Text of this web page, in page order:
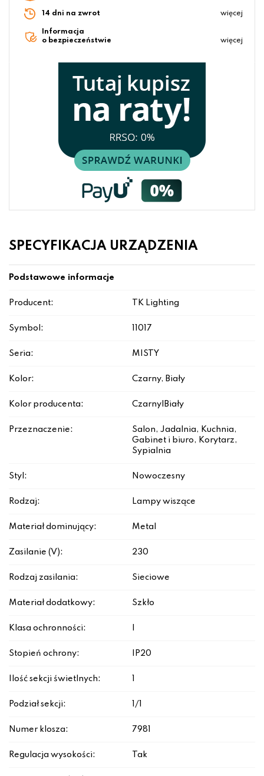
14 dni na zwrot więcej
Informacja
o bezpieczeństwie
więcej
SPECYFIKACJA URZĄDZENIA
Podstawowe informacje
Producent: TK Lighting
Symbol: 11017
Seria: MISTY
Kolor: Czarny, Biały
Kolor producenta: Czarny|Biały
Przeznaczenie:
Salon, Jadalnia, Kuchnia,
Gabinet i biuro, Korytarz,
Sypialnia
Styl: Nowoczesny
Rodzaj: Lampy wiszące
Materiał dominujący: Metal
Zasilanie (V): 230
Rodzaj zasilania: Sieciowe
Materiał dodatkowy: Szkło
Klasa ochronności:
Stopień ochrony: IP20
Ilość sekcji świetlnych:
Podział sekcji: 1/1
Numer klosza: 7981
Regulacja wysokości: Tak